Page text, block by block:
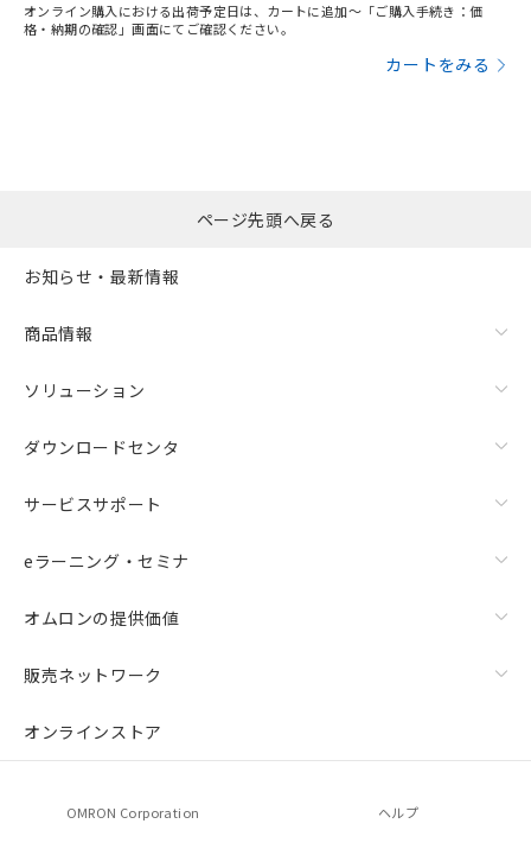
オンライン購入における出荷予定日は、カートに追加～「ご購入手続き：価
格・納期の確認」画面にてご確認ください。
カートをみる
ページ先頭へ戻る
お知らせ・最新情報
商品情報
ソリューション
ダウンロードセンタ
サービスサポート
eラーニング・セミナ
オムロンの提供価値
販売ネットワーク
オンラインストア
OMRON Corporation ヘルプ